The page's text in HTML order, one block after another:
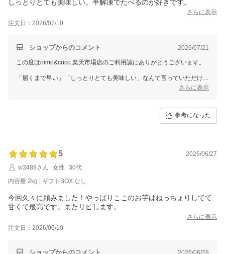
しっとりとても美味しい。半解凍でたべるのが好きです。
さらに表示
注文日：2026/07/10
ショップからのコメント 2026/07/21
この度はoimo&coco.楽天市場店のご利用誠にありがとうございます。
「届くまで早い」「しっとりとても美味しい」なんて言っていただけ
これからも美味しくて新鮮な焼き芋をスピーディーにお届けできるよう
さらに表示
参考になった
5
2026/06/27
w3489さん
女性
30代
内容量:2kg | ギフトBOX:なし
今回久々に頼みました！やっぱりここのお芋はねっちょりしてて
甘くて最高です。またリピします。
さらに表示
注文日：2026/06/10
ショップからのコメント 2026/06/28